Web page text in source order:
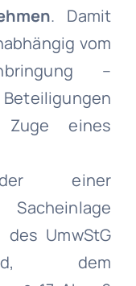
. Damit
vom
–
eines
einer
UmwStG
dem